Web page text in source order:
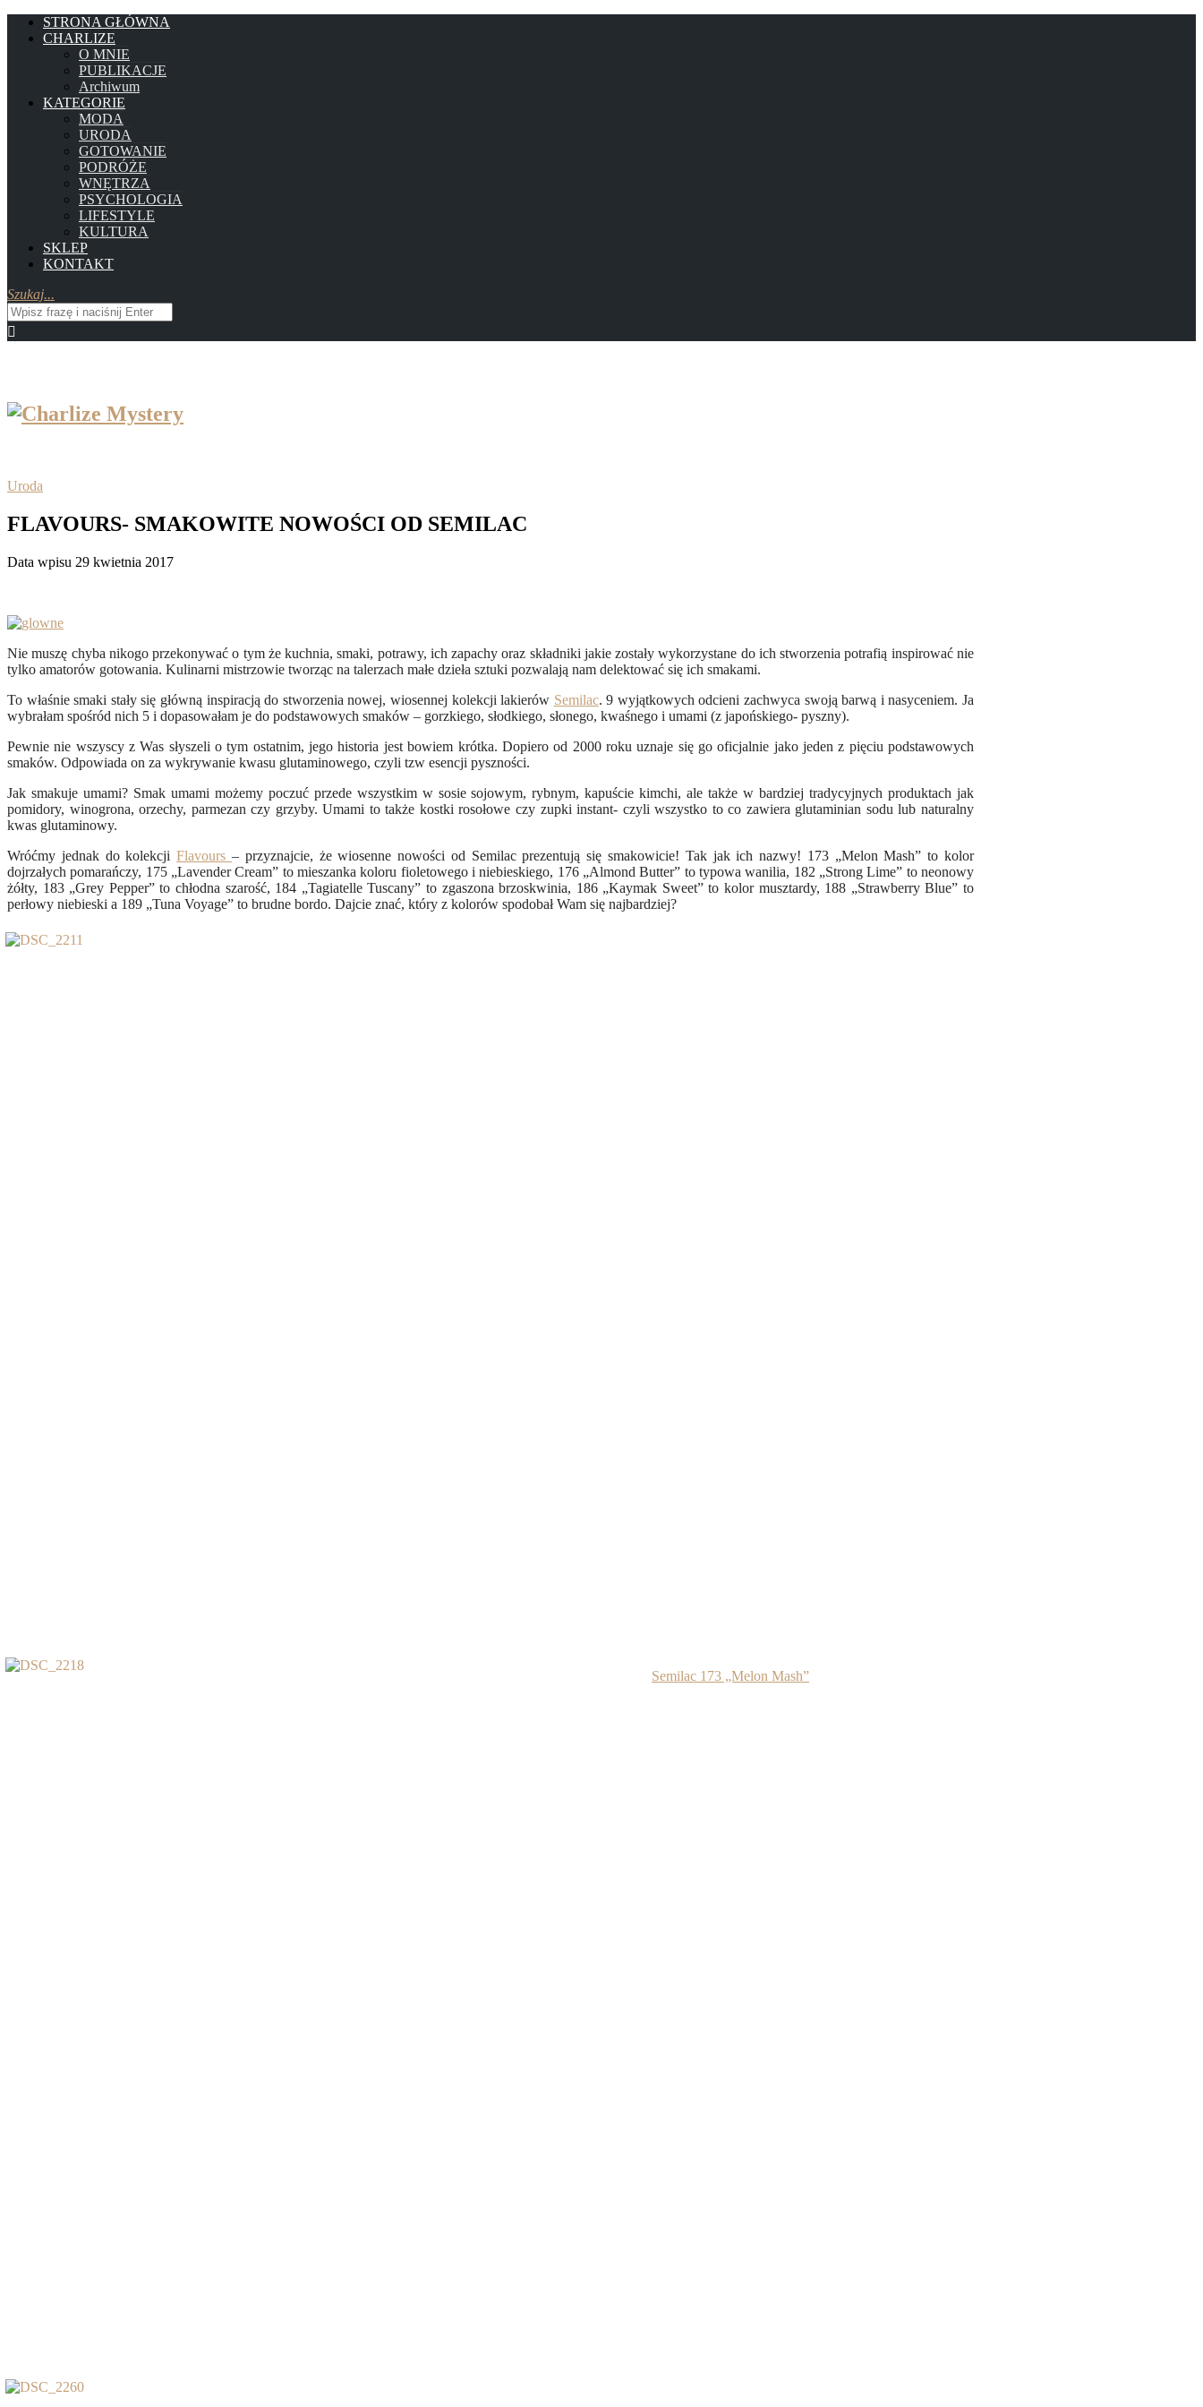
STRONA GŁÓWNA
CHARLIZE
O MNIE
PUBLIKACJE
Archiwum
KATEGORIE
MODA
URODA
GOTOWANIE
PODRÓŻE
WNĘTRZA
PSYCHOLOGIA
LIFESTYLE
KULTURA
SKLEP
KONTAKT
Szukaj...
Uroda
FLAVOURS- SMAKOWITE NOWOŚCI OD SEMILAC
Data wpisu 29 kwietnia 2017
Nie muszę chyba nikogo przekonywać o tym że kuchnia, smaki, potrawy, ich zapachy oraz składniki jakie zostały wykorzystane do ich stworzenia potrafią inspirować nie
tylko amatorów gotowania. Kulinarni mistrzowie tworząc na talerzach małe dzieła sztuki pozwalają nam delektować się ich smakami.
To właśnie smaki stały się główną inspiracją do stworzenia nowej, wiosennej kolekcji lakierów Semilac. 9 wyjątkowych odcieni zachwyca swoją barwą i nasyceniem. Ja
wybrałam spośród nich 5 i dopasowałam je do podstawowych smaków – gorzkiego, słodkiego, słonego, kwaśnego i umami (z japońskiego- pyszny).
Pewnie nie wszyscy z Was słyszeli o tym ostatnim, jego historia jest bowiem krótka. Dopiero od 2000 roku uznaje się go oficjalnie jako jeden z pięciu podstawowych
smaków. Odpowiada on za wykrywanie kwasu glutaminowego, czyli tzw esencji pyszności.
Jak smakuje umami? Smak umami możemy poczuć przede wszystkim w sosie sojowym, rybnym, kapuście kimchi, ale także w bardziej tradycyjnych produktach jak
pomidory, winogrona, orzechy, parmezan czy grzyby. Umami to także kostki rosołowe czy zupki instant- czyli wszystko to co zawiera glutaminian sodu lub naturalny
kwas glutaminowy.
Wróćmy jednak do kolekcjiFlavours – przyznajcie, że wiosenne nowości od Semilac prezentują się smakowicie! Tak jak ich nazwy! 173 „Melon Mash” to kolor
dojrzałych pomarańczy, 175 „Lavender Cream” to mieszanka koloru fioletowego i niebieskiego, 176 „Almond Butter” to typowa wanilia, 182 „Strong Lime” to neonowy
żółty, 183 „Grey Pepper” to chłodna szarość, 184 „Tagiatelle Tuscany” to zgaszona brzoskwinia, 186 „Kaymak Sweet” to kolor musztardy, 188 „Strawberry Blue” to
perłowy niebieski a 189 „Tuna Voyage” to brudne bordo. Dajcie znać, który z kolorów spodobał Wam się najbardziej?
Semilac 173 „Melon Mash”